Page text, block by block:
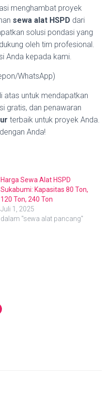
menghambat proyek
sewa alat HSPD dari
solusi pondasi yang
oleh tim profesional.
Anda kepada kami.
WhatsApp)
atas untuk mendapatkan
gratis, dan penawaran
terbaik untuk proyek Anda.
Anda!
Harga Sewa Alat HSPD
Sukabumi: Kapasitas 80 Ton,
120 Ton, 240 Ton
Juli 1, 2025
dalam "sewa alat pancang"